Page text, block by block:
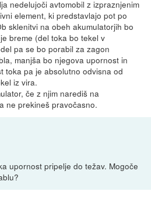
nedelujoči avtomobil z izpraznjenim
element, ki predstavlajo pot po
sklenitvi na obeh akumulatorjih bo
breme (del toka bo tekel v
pa se bo porabil za zagon
manjša bo njegova upornost in
toka pa je absolutno odvisna od
iz vira.
če z njim narediš na
ne prekineš pravočasno.
upornost pripelje do težav. Mogoče